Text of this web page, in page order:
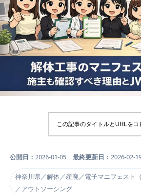
この記事のタイトルとURLをコ
公開日： 2026-01-05 最終更新日： 2026-02-
神奈川県／解体／産廃／電子マニフェスト
／アウトソーシング